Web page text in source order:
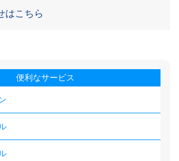
はこちら
便利なサービス